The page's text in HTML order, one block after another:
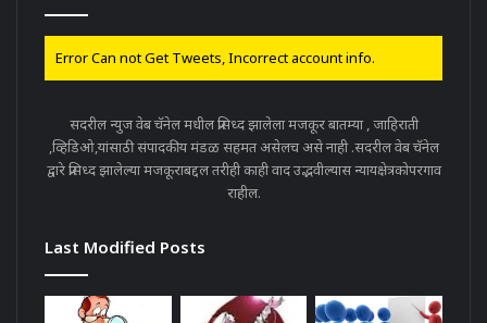
Error Can not Get Tweets, Incorrect account info.
सदरील न्युज वेब चॅनेल मधील प्रसिध्द झालेला मजकूर बातम्या , जाहिराती
,व्हिडिओ,यांसाठी संपादकीय मंडळ सहमत असेलच असे नाही .सदरील वेब चॅनेल
द्वारे प्रसिध्द झालेल्या मजकूराबद्दल तरीही काही वाद उद्भवील्यास न्यायक्षेत्रकोपरगाव
राहील.
Last Modified Posts